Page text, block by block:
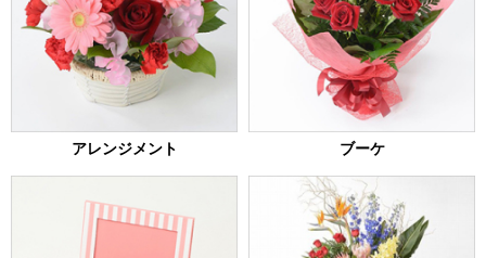
アレンジメント ブーケ